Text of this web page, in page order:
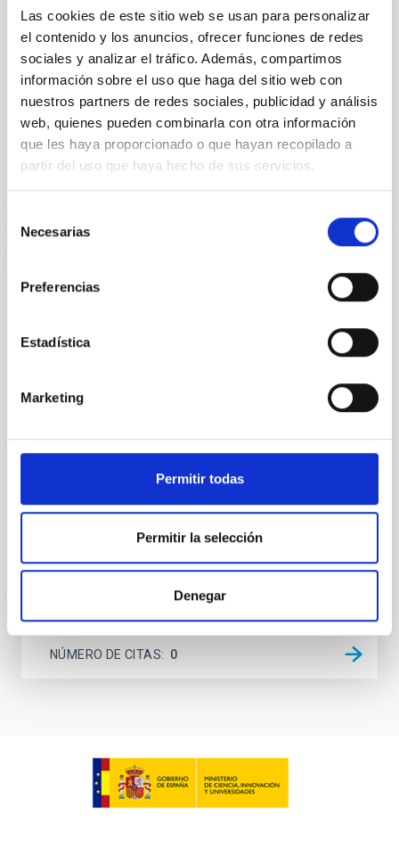
Las cookies de este sitio web se usan para personalizar
el contenido y los anuncios, ofrecer funciones de redes
sociales y analizar el tráfico. Además, compartimos
información sobre el uso que haga del sitio web con
nuestros partners de redes sociales, publicidad y análisis
web, quienes pueden combinarla con otra información
que les haya proporcionado o que hayan recopilado a
partir del uso que haya hecho de sus servicios.
Necesarias
Preferencias
Estadística
Marketing
Permitir todas
Permitir la selección
Denegar
Minimization over the combined two-night dataset
yields P rot = 5.762 ± 0.051 hr and a peak-to-peak
Alarcon, Miguel R. et al.
Fecha de publicación:
5 2026
attention, the specific effects of active galactic nuclei
unexplored. This study aims to fill this gap by
investigating the relationship between SMBH mass
NÚMERO DE CITAS 0